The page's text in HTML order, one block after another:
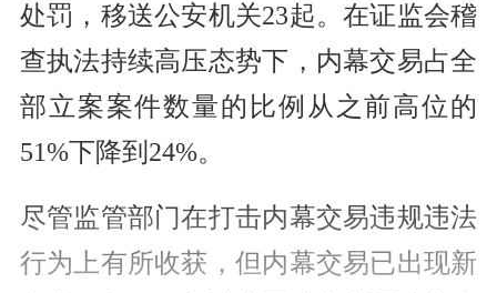
处罚，移送公安机关23起。在证监会稽
查执法持续高压态势下，内幕交易占全
部立案案件数量的比例从之前高位的
51%下降到24%。
尽管监管部门在打击内幕交易违规违法
行为上有所收获，但内幕交易已出现新